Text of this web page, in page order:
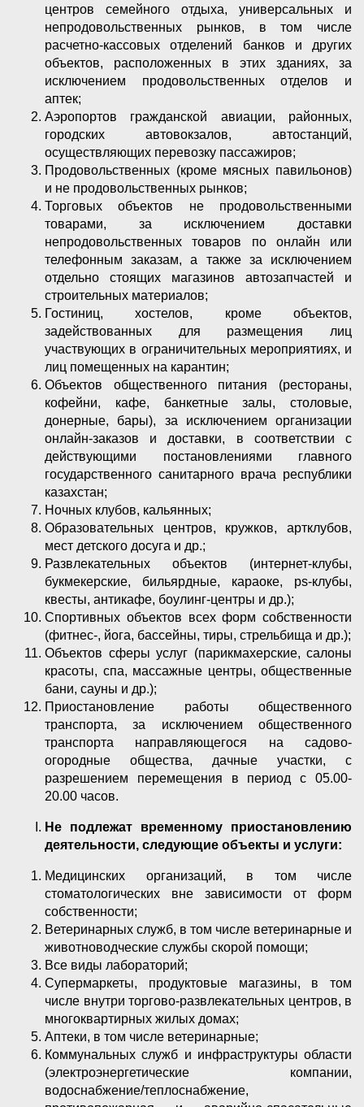
центров семейного отдыха, универсальных и
непродовольственных рынков, в том числе
расчетно-кассовых отделений банков и других
объектов, расположенных в этих зданиях, за
исключением продовольственных отделов и
аптек;
Аэропортов гражданской авиации, районных,
городских автовокзалов, автостанций,
осуществляющих перевозку пассажиров;
Продовольственных (кроме мясных павильонов)
и не продовольственных рынков;
Торговых объектов не продовольственными
товарами, за исключением доставки
непродовольственных товаров по онлайн или
телефонным заказам, а также за исключением
отдельно стоящих магазинов автозапчастей и
строительных материалов;
Гостиниц, хостелов, кроме объектов,
задействованных для размещения лиц
участвующих в ограничительных мероприятиях, и
лиц помещенных на карантин;
Объектов общественного питания (рестораны,
кофейни, кафе, банкетные залы, столовые,
донерные, бары), за исключением организации
онлайн-заказов и доставки, в соответствии с
действующими постановлениями главного
государственного санитарного врача республики
казахстан;
Ночных клубов, кальянных;
Образовательных центров, кружков, артклубов,
мест детского досугa и др.;
Развлекательных объектов (интернет-клубы,
букмекерские, бильярдные, караоке, ps-клубы,
квесты, антикафе, боулинг-центры и др.);
Спортивных объектов всех форм собственности
(фитнес-, йога, бассейны, тиры, стрельбища и др.);
Объектов сферы услуг (парикмахерские, салоны
красоты, спа, массажные центры, общественные
бани, сауны и др.);
Приостановление работы общественного
транспорта, за исключением общественного
транспорта направляющегося на садово-
огородные общества, дачные участки, с
разрешением перемещения в период с 05.00-
20.00 часов.
Не подлежат временному приостановлению
деятельности, следующие объекты и услуги:
Медицинских организаций, в том числе
стоматологических вне зависимости от форм
собственности;
Ветеринарных служб, в том числе ветеринарные и
животноводческие службы скорой помощи;
Все виды лабораторий;
Супермаркеты, продуктовые магазины, в том
числе внутри торгово-развлекательных центров, в
многоквартирных жилых домах;
Аптеки, в том числе ветеринарные;
Коммунальных служб и инфраструктуры области
(электроэнергетические компании,
водоснабжение/теплоснабжение,